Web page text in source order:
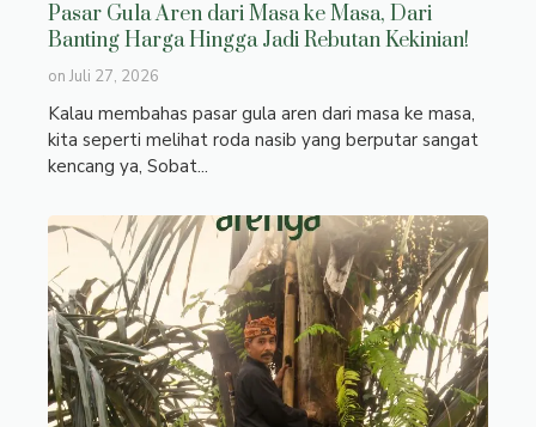
Pasar Gula Aren dari Masa ke Masa, Dari
Banting Harga Hingga Jadi Rebutan Kekinian!
on Juli 27, 2026
Kalau membahas pasar gula aren dari masa ke masa,
kita seperti melihat roda nasib yang berputar sangat
kencang ya, Sobat...